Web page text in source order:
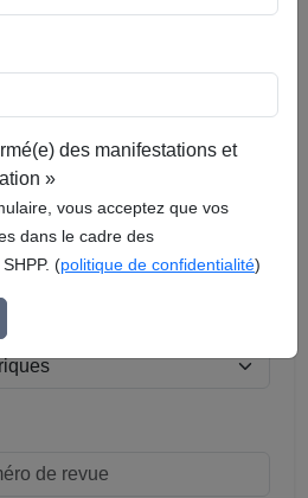
:
des manifestations et
»
vous acceptez que vos
dans le cadre des
(politique de confidentialité)